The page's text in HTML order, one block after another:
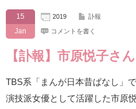
15
Jan
2019 訃報
コメントを書く
【訃報】市原悦子さん
TBS系「まんが日本昔ばなし」
演技派女優として活躍した市原